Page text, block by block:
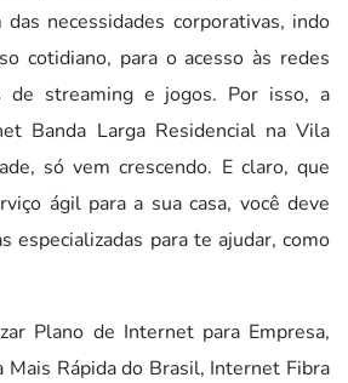
necessidades corporativas, indo
cotidiano, para o acesso às redes
de streaming e jogos. Por isso, a
Banda Larga Residencial na Vila
só vem crescendo. E claro, que
ágil para a sua casa, você deve
especializadas para te ajudar, como
Plano de Internet para Empresa,
Mais Rápida do Brasil, Internet Fibra